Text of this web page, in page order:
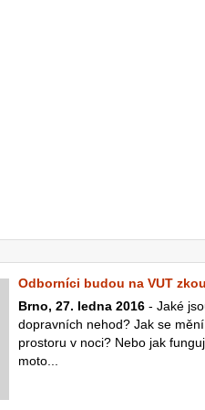
Odborníci budou na VUT
Brno, 27. ledna 2016 - Jaké
dopravních nehod? Jak se
prostoru v noci? Nebo jak
moto...